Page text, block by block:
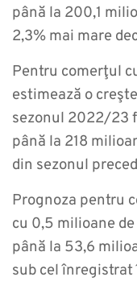
până la 200,1
2,3% mai mare
Pentru comerţul
estimează o
sezonul 2022/23
până la 218
din sezonul
Prognoza pentru
cu 0,5 milioane
până la 53,6
sub cel